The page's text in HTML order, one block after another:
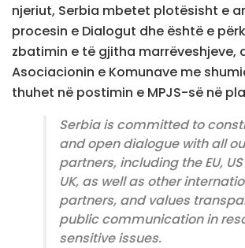
njeriut, Serbia mbetet plotësisht e
procesin e Dialogut dhe është e
zbatimin e të gjitha marrëveshjeve,
Asociacionin e Komunave me
thuhet në postimin e MPJS-së në
Serbia is committed to
and open dialogue with all
partners, including the EU,
UK, as well as other
partners, and values
public communication in
sensitive issues.